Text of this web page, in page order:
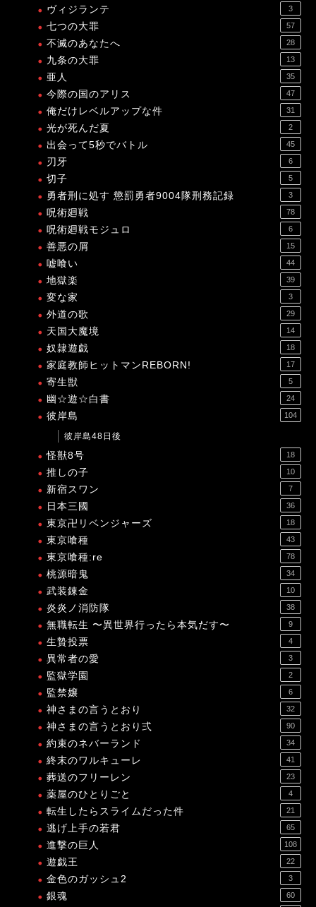
ヴィジランテ 3
七つの大罪 57
不滅のあなたへ 28
九条の大罪 13
亜人 35
今際の国のアリス 47
俺だけレベルアップな件 31
光が死んだ夏 2
出会って5秒でバトル 45
刃牙 6
切子 5
勇者刑に処す 懲罰勇者9004隊刑務記録 3
呪術廻戦 78
呪術廻戦モジュロ 6
善悪の屑 15
嘘喰い 44
地獄楽 39
変な家 3
外道の歌 29
天国大魔境 14
奴隷遊戯 18
家庭教師ヒットマンREBORN! 17
寄生獣 5
幽☆遊☆白書 24
彼岸島 104
彼岸島48日後
怪獣8号 18
推しの子 10
新宿スワン 7
日本三國 36
東京卍リベンジャーズ 18
東京喰種 43
東京喰種:re 78
桃源暗鬼 34
武装錬金 10
炎炎ノ消防隊 38
無職転生 〜異世界行ったら本気だす〜 9
生贄投票 4
異常者の愛 3
監獄学園 2
監禁嬢 6
神さまの言うとおり 32
神さまの言うとおり弍 90
約束のネバーランド 34
終末のワルキューレ 41
葬送のフリーレン 23
薬屋のひとりごと 4
転生したらスライムだった件 21
逃げ上手の若君 65
進撃の巨人 108
遊戯王 22
金色のガッシュ2 3
銀魂 60